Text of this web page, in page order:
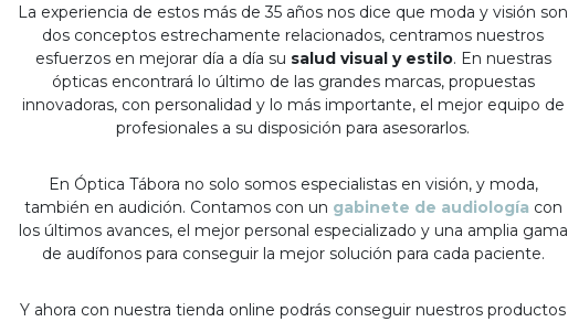
La experiencia de estos más de 35 años nos dice que moda y visión son
dos conceptos estrechamente relacionados, centramos nuestros
esfuerzos en mejorar día a día su salud visual y estilo. En nuestras
ópticas encontrará lo último de las grandes marcas, propuestas
innovadoras, con personalidad y lo más importante, el mejor equipo de
profesionales a su disposición para asesorarlos.
En Óptica Tábora no solo somos especialistas en visión, y moda,
también en audición. Contamos con un gabinete de audiología con
los últimos avances, el mejor personal especializado y una amplia gama
de audífonos para conseguir la mejor solución para cada paciente.
Y ahora con nuestra tienda online podrás conseguir nuestros productos